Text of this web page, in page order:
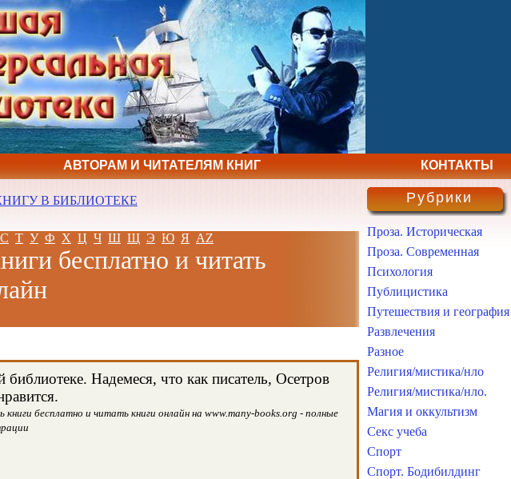
АВТОРАМ И ЧИТАТЕЛЯМ КНИГ КОНТАКТЫ
В БИБЛИОТЕКЕ
С Т У Ф Х Ц Ч Ш Щ Э Ю Я AZ
бесплатно и читать
Надемеся, что как писатель, Осетров
бесплатно и читать книги онлайн на www.many-books.org - полные
Рубрики
Проза. Историческая
Проза. Современная
Психология
Публицистика
Путешествия и география
Развлечения
Разное
Религия/мистика/нло
Религия/мистика/нло.
Магия и оккультизм
Секс учеба
Спорт
Спорт. Бодибилдинг